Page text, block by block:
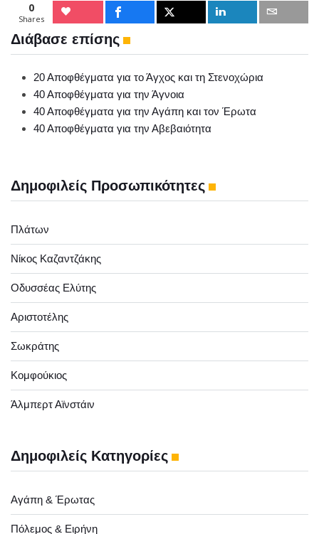
Δημοφιλείς Προσωπικότητες
Πλάτων
Νίκος Καζαντζάκης
Οδυσσέας Ελύτης
Αριστοτέλης
Σωκράτης
Κομφούκιος
Άλμπερτ Αϊνστάιν
Δημοφιλείς Κατηγορίες
Αγάπη & Έρωτας
Πόλεμος & Ειρήνη
0
Shares
Διάβασε επίσης
20 Αποφθέγματα για το Άγχος και τη Στενοχώρια
40 Αποφθέγματα για την Άγνοια
40 Αποφθέγματα για την Αγάπη και τον Έρωτα
40 Αποφθέγματα για την Αβεβαιότητα